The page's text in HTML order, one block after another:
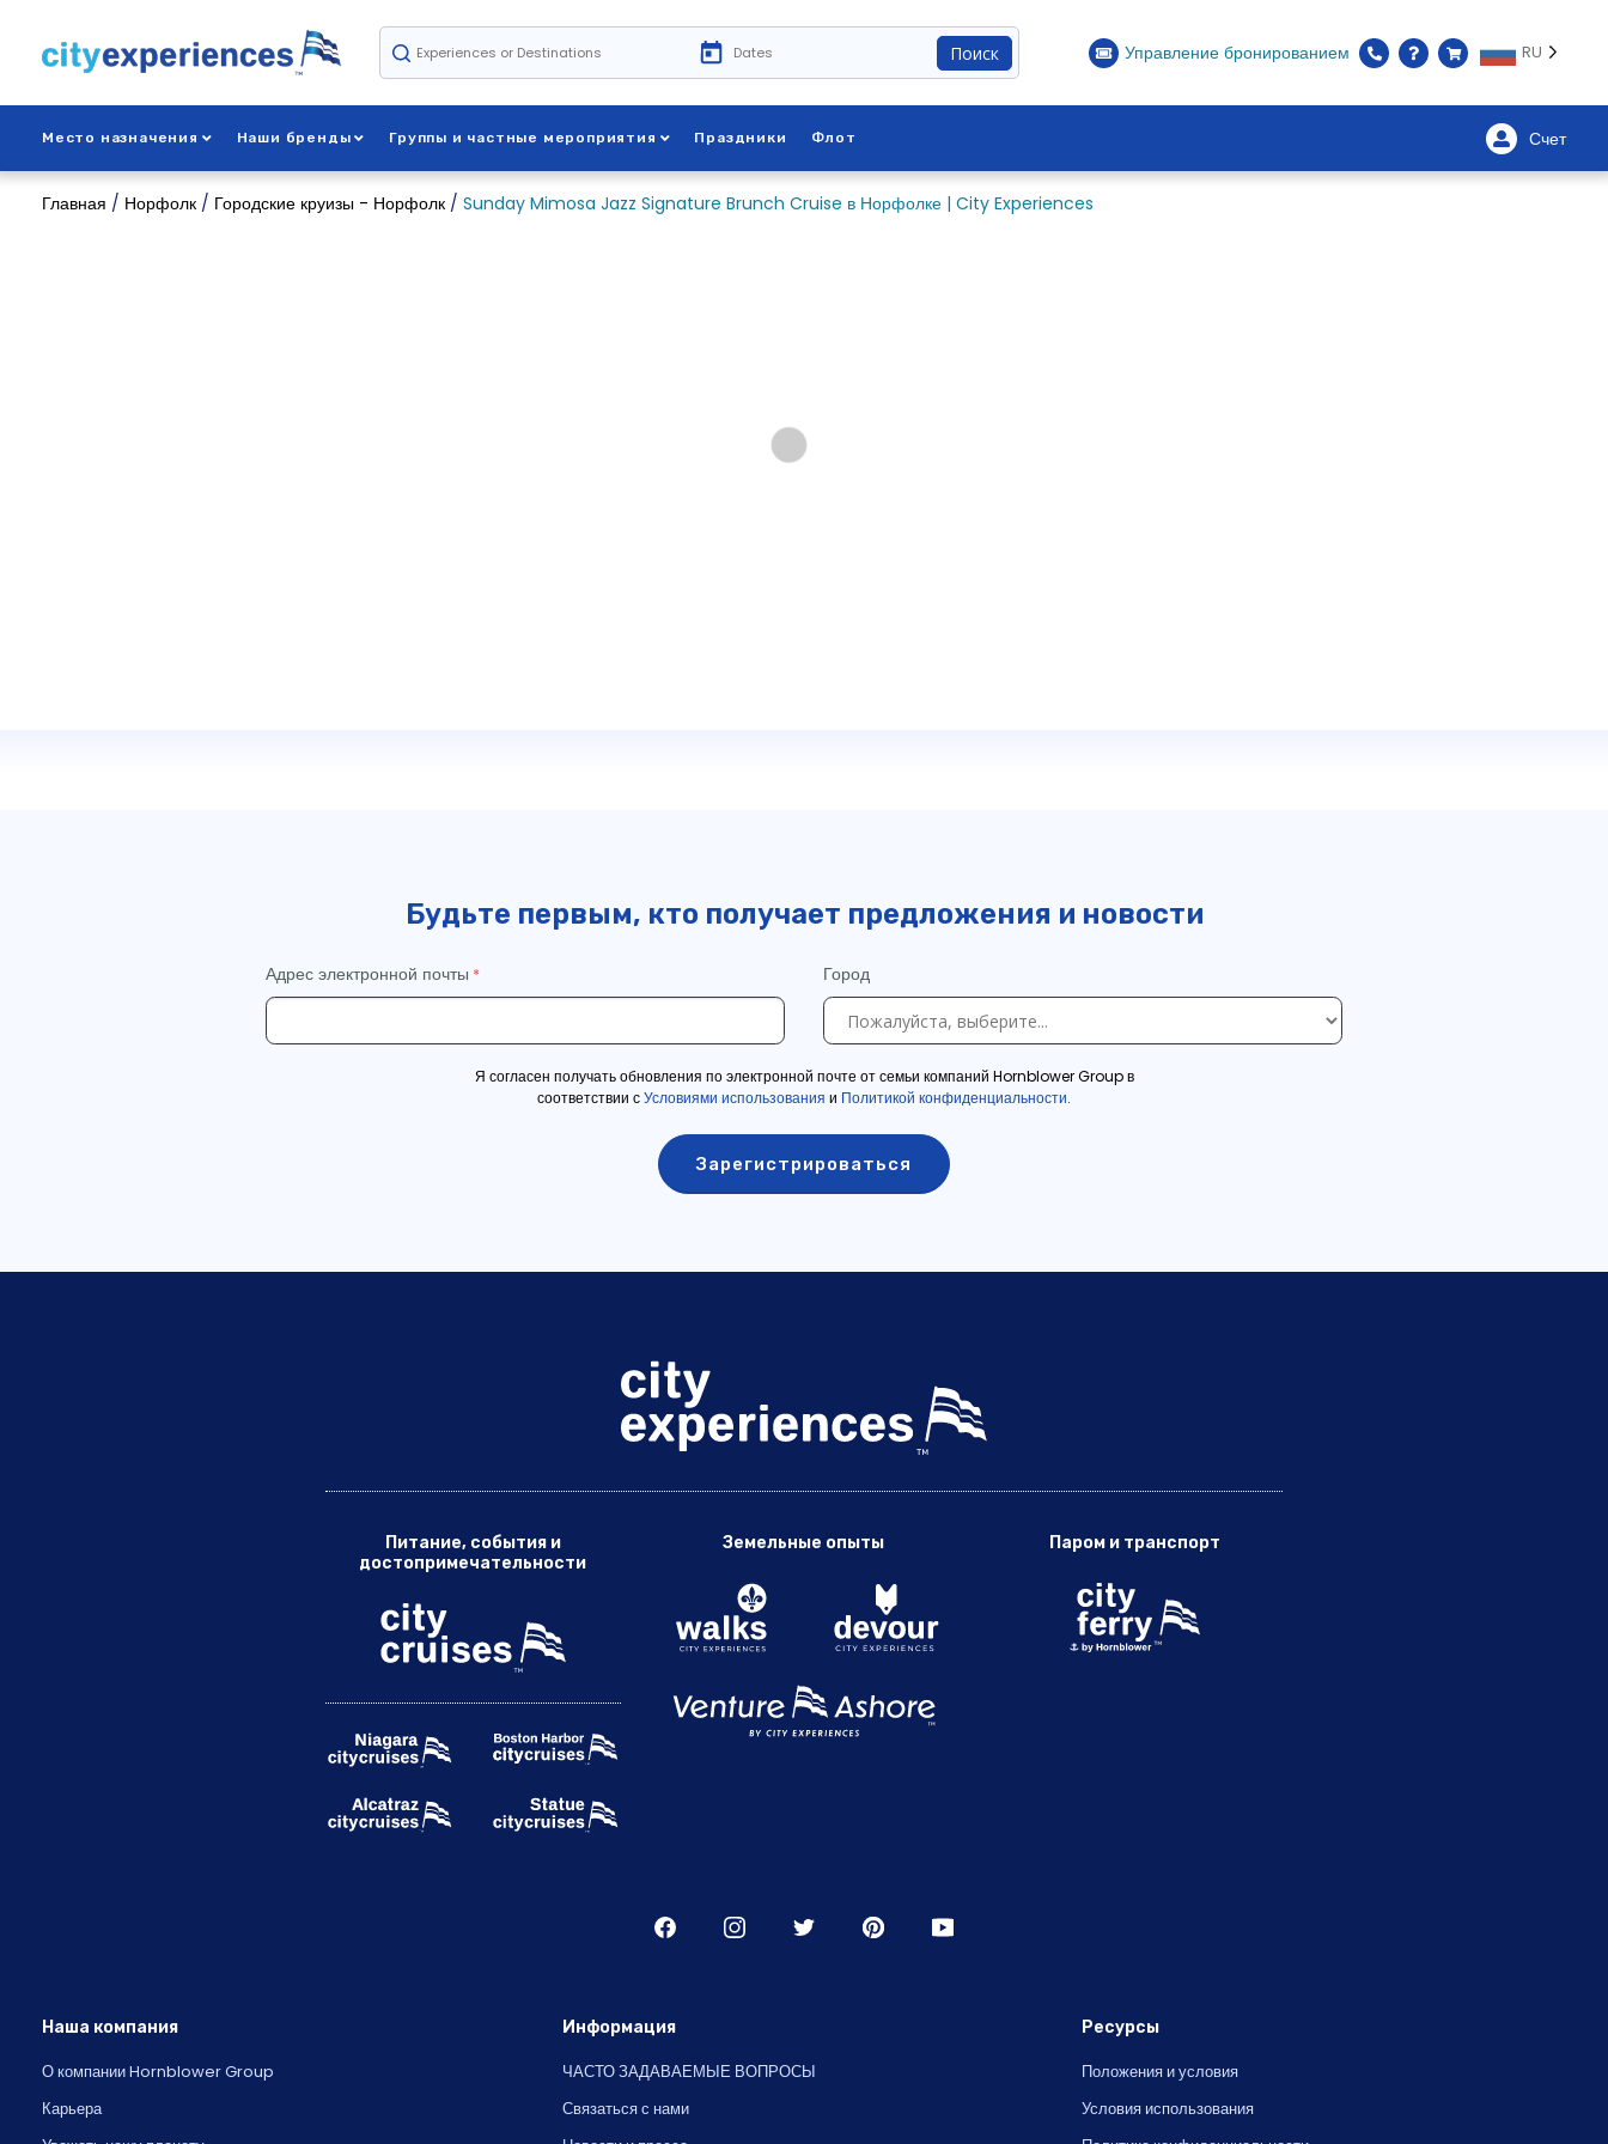
content
Поиск Управление бронированием RU
Место назначения Наши бренды Группы и частные мероприятия Праздники Флот Счет
Главная / Норфолк / Городские круизы - Норфолк / Sunday Mimosa Jazz Signature Brunch Cruise в Норфолке | City Experiences
Будьте первым, кто получает предложения и новости
Адрес электронной почты Город
Я согласен получать обновления по электронной почте от семьи компаний Hornblower Group в
соответствии сУсловиями использования и Политикой конфиденциальности.
Питание, события и
достопримечательности
Земельные опыты Паром и транспорт
Наша компания
О компании Hornblower Group
Карьера
Информация
ЧАСТО ЗАДАВАЕМЫЕ ВОПРОСЫ
Связаться с нами
Ресурсы
Положения и условия
Условия использования